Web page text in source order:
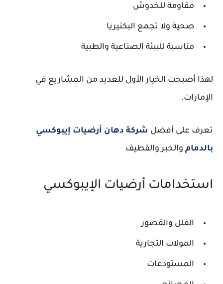
مقاومة للخدوش
صحية ولا تجمع البكتيريا
مناسبة للبيئة الصناعية والطبية
لهذا أصبحت الخيار الأول للعديد من المشاريع في
الإمارات.
تعرف على أفضل شركة دهان أرضيات إيبوكسي
بالدمام والخبر والقطيف
استخدامات أرضيات الإيبوكسي
الفلل والقصور
المولات التجارية
المستودعات